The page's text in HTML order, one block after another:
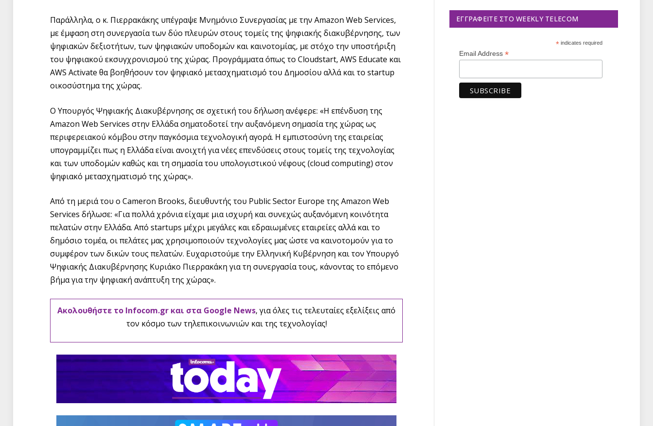
Παράλληλα, ο κ. Πιερρακάκης υπέγραψε Μνημόνιο Συνεργασίας με την Amazon Web Services,
με έμφαση στη συνεργασία των δύο πλευρών στους τομείς της ψηφιακής διακυβέρνησης, των
ψηφιακών δεξιοτήτων, των ψηφιακών υποδομών και καινοτομίας, με στόχο την υποστήριξη
του ψηφιακού εκσυγχρονισμού της χώρας. Προγράμματα όπως το Cloudstart, AWS Educate και
AWS Activate θα βοηθήσουν τον ψηφιακό μετασχηματισμό του Δημοσίου αλλά και το startup
οικοσύστημα της χώρας.
Ο Υπουργός Ψηφιακής Διακυβέρνησης σε σχετική του δήλωση ανέφερε: «Η επένδυση της
Amazon Web Services στην Ελλάδα σηματοδοτεί την αυξανόμενη σημασία της χώρας ως
περιφερειακού κόμβου στην παγκόσμια τεχνολογική αγορά. Η εμπιστοσύνη της εταιρείας
υπογραμμίζει πως η Ελλάδα είναι ανοιχτή για νέες επενδύσεις στους τομείς της τεχνολογίας
και των υποδομών καθώς και τη σημασία του υπολογιστικού νέφους (cloud computing) στον
ψηφιακό μετασχηματισμό της χώρας».
Από τη μεριά του ο Cameron Brooks, διευθυντής του Public Sector Europe της Amazon Web
Services δήλωσε: «Για πολλά χρόνια είχαμε μια ισχυρή και συνεχώς αυξανόμενη κοινότητα
πελατών στην Ελλάδα. Από startups μέχρι μεγάλες και εδραιωμένες εταιρείες αλλά και το
δημόσιο τομέα, οι πελάτες μας χρησιμοποιούν τεχνολογίες μας ώστε να καινοτομούν για το
συμφέρον των δικών τους πελατών. Ευχαριστούμε την Ελληνική Κυβέρνηση και τον Υπουργό
Ψηφιακής Διακυβέρνησης Κυριάκο Πιερρακάκη για τη συνεργασία τους, κάνοντας το επόμενο
βήμα για την ψηφιακή ανάπτυξη της χώρας».
Ακολουθήστε το Infocom.gr και στα Google News, για όλες τις τελευταίες εξελίξεις από
τον κόσμο των τηλεπικοινωνιών και της τεχνολογίας!
ΕΓΓΡΑΦΕΊΤΕ ΣΤΟ WEEKLY TELECOM
*indicates required
Email Address *